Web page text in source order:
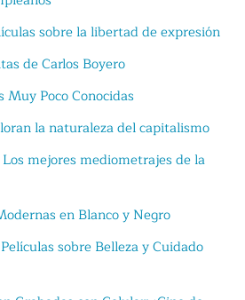
sobre la libertad de expresión
de Carlos Boyero
Muy Poco Conocidas
la naturaleza del capitalismo
mejores mediometrajes de la
en Blanco y Negro
sobre Belleza y Cuidado